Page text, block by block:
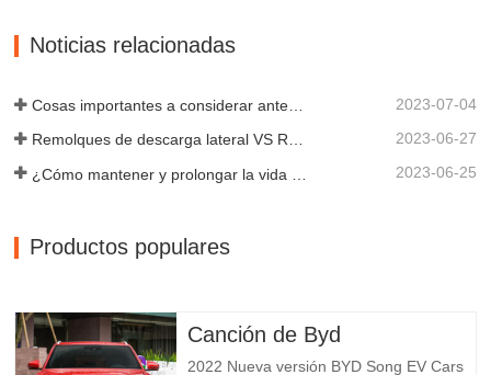
tipos de remolques, integrando
producción, investigación y desarrollo
Noticias relacionadas
2023-07-04
Remolques de descarga lateral VS Remolques de descarga lateral: ¿Cuál es mejor para su negocio? 2023-06-27
2023-06-25
Productos populares
Canción de Byd
2022 Nueva versión BYD Song EV Cars